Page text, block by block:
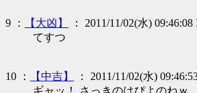
9 ： 【大凶】
： 2011/11/02(水)
てすつ
10 ： 【中吉】
： 2011/11/02(水)
ギャッ！ さっきのはぴよのねｗ